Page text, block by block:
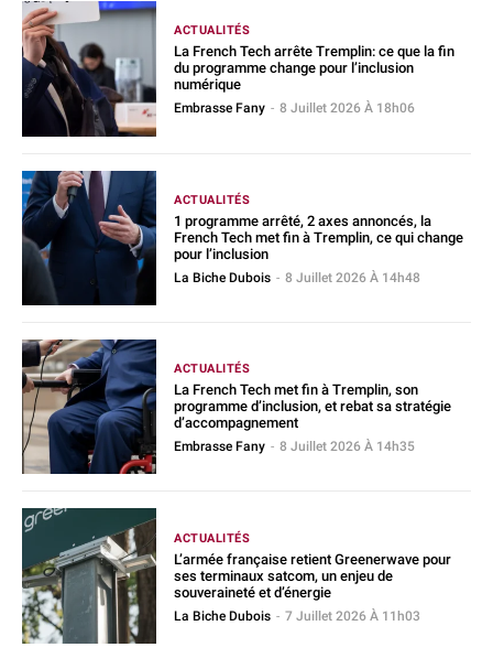
ACTUALITÉS
La French Tech arrête Tremplin: ce que la fin
du programme change pour l’inclusion
numérique
Embrasse Fany - 8 Juillet 2026 À 18h06
ACTUALITÉS
1 programme arrêté, 2 axes annoncés, la
French Tech met fin à Tremplin, ce qui change
pour l’inclusion
La Biche Dubois - 8 Juillet 2026 À 14h48
ACTUALITÉS
La French Tech met fin à Tremplin, son
programme d’inclusion, et rebat sa stratégie
d’accompagnement
Embrasse Fany - 8 Juillet 2026 À 14h35
ACTUALITÉS
L’armée française retient Greenerwave pour
ses terminaux satcom, un enjeu de
souveraineté et d’énergie
La Biche Dubois - 7 Juillet 2026 À 11h03